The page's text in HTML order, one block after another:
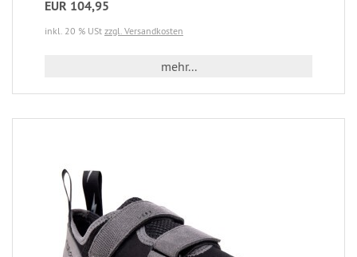
EUR 104,95
inkl. 20 % USt zzgl. Versandkosten
mehr...